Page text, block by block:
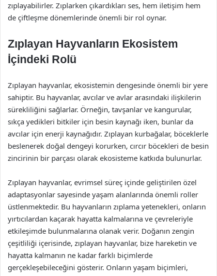
zıplayabilirler. Zıplarken çıkardıkları ses, hem iletişim hem
de çiftleşme dönemlerinde önemli bir rol oynar.
Zıplayan Hayvanların Ekosistem
İçindeki Rolü
Zıplayan hayvanlar, ekosistemin dengesinde önemli bir yere
sahiptir. Bu hayvanlar, avcılar ve avlar arasındaki ilişkilerin
sürekliliğini sağlarlar. Örneğin, tavşanlar ve kangurular,
sıkça yedikleri bitkiler için besin kaynağı iken, bunlar da
avcılar için enerji kaynağıdır. Zıplayan kurbağalar, böceklerle
beslenerek doğal dengeyi korurken, cırcır böcekleri de besin
zincirinin bir parçası olarak ekosisteme katkıda bulunurlar.
Zıplayan hayvanlar, evrimsel süreç içinde geliştirilen özel
adaptasyonlar sayesinde yaşam alanlarında önemli roller
üstlenmektedir. Bu hayvanların zıplama yetenekleri, onların
yırtıcılardan kaçarak hayatta kalmalarına ve çevreleriyle
etkileşimde bulunmalarına olanak verir. Doğanın zengin
çeşitliliği içerisinde, zıplayan hayvanlar, bize hareketin ve
hayatta kalmanın ne kadar farklı biçimlerde
gerçekleşebileceğini gösterir. Onların yaşam biçimleri,